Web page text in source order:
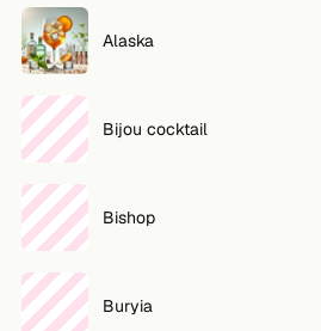
Tools
Cocktail glazen
Cocktail boeken
Cocktail bar
Eenheden
Links
Alaska
Bijou cocktail
Bishop
Buryia